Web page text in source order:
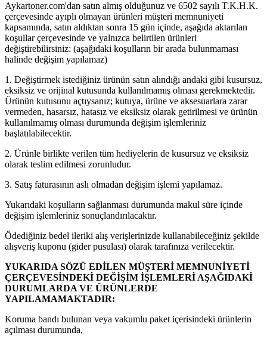
Aykartoner.com'dan satın almış olduğunuz ve 6502 sayılı T.K.H.K.
çerçevesinde ayıplı olmayan ürünleri müşteri memnuniyeti
kapsamında, satın aldıktan sonra 15 gün içinde, aşağıda aktarılan
koşullar çerçevesinde ve yalnızca belirtilen ürünleri
değiştirebilirsiniz: (aşağıdaki koşulların bir arada bulunmaması
halinde değişim yapılamaz)
1. Değiştirmek istediğiniz ürünün satın alındığı andaki gibi kusursuz,
eksiksiz ve orijinal kutusunda kullanılmamış olması gerekmektedir.
Ürünün kutusunu açtıysanız; kutuya, ürüne ve aksesuarlara zarar
vermeden, hasarsız, hatasız ve eksiksiz olarak getirilmesi ve ürünün
kullanılmamış olması durumunda değişim işlemleriniz
başlatılabilecektir.
2. Ürünle birlikte verilen tüm hediyelerin de kusursuz ve eksiksiz
olarak teslim edilmesi zorunludur.
3. Satış faturasının aslı olmadan değişim işlemi yapılamaz.
Yukarıdaki koşulların sağlanması durumunda makul süre içinde
değişim işlemleriniz sonuçlandırılacaktır.
Ödediğiniz bedel ileriki alış verişlerinizde kullanabileceğiniz şekilde
alışveriş kuponu (gider pusulası) olarak tarafınıza verilecektir.
YUKARIDA SÖZÜ EDİLEN MÜŞTERİ MEMNUNİYETİ
ÇERÇEVESİNDEKİ DEĞİŞİM İŞLEMLERİ AŞAĞIDAKİ
DURUMLARDA VE ÜRÜNLERDE
YAPILAMAMAKTADIR:
Koruma bandı bulunan veya vakumlu paket içerisindeki ürünlerin
açılması durumunda,